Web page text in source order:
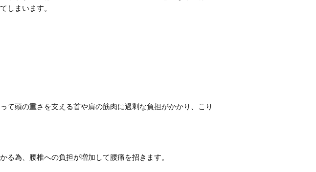
しまいます。
て頭の重さを支える首や肩の筋肉に過剰な負担がかかり、こり
る為、腰椎への負担が増加して腰痛を招きます。